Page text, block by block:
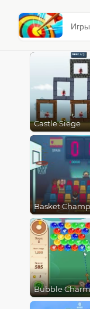
Castle Siege
Basket
Bubble